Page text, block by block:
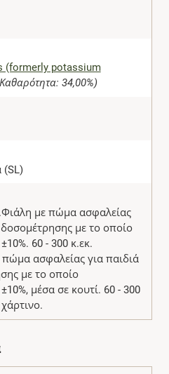
(formerly potassium
34,00%)
(SL)
με πώμα ασφαλείας
με το οποίο
60 - 300 κ.εκ.
ασφαλείας για παιδιά
με το οποίο
μέσα σε κουτί. 60 - 300